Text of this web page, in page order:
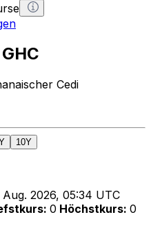
Cedi
10Y
2026, 05:34 UTC
: 0 Höchstkurs: 0